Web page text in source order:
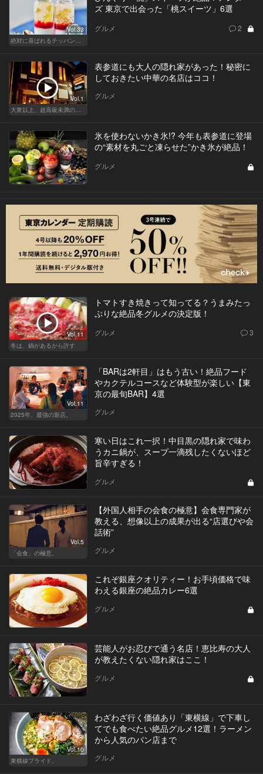
Vol.33
絶対に喜ばれるテッパン手土産
ズ 東京で出会った「桃スイーツ」6選
グルメ 2
Vol.1
大衆以上、超高級未満の絶品中華
表参道にも大人の隠れ家があった！秘密に
しておきたい中華の名店はココ！
グルメ
氷を使わないかき氷!? 今年も表参道に登場
の“素材を丸ごと凍らせた”かき氷が絶品！
グルメ
Vol.11
冬は、鍋があるから許す
トマトすき焼きって知ってる？うまみたっ
ぷりな絶品冬グルメの決定版！
グルメ 3
Vol.11
2025年、最強の新店。
「BARは2軒目」はもう古い！絶品フード
やカクテルコースなど体験型が楽しい【東
京の最旬BAR】4選
グルメ
寒い日はこれ一択！中目黒の隠れ家で味わ
うカニ鍋が、スープ一滴残したくないほど
旨辛すぎる！
グルメ
Vol.5
「会食」の極意。
【外国人相手の会食の極意】会食専門家が
教える、想像以上の成果が出る“店選びや会
話術”
グルメ
これぞ銀座クオリティー！お手頃価格で味
わえる銀座の絶品カレー6選
グルメ
芸能人がお忍びで通う名店！恵比寿の大人
が教えたくない隠れ家はここ！
グルメ
Vol.10
東横線プライド。
わざわざ行く価値あり「東横線」で下車し
てでも食べたい絶品グルメ12選！ラーメン
から人気のパン店まで
グルメ